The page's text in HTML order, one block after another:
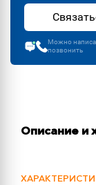
Можно
позвонить
Описание и